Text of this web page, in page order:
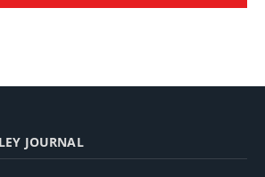
JOURNAL